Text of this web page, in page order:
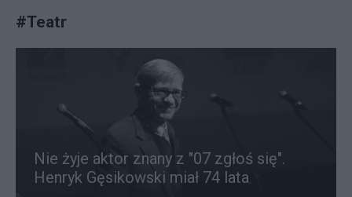
#Teatr
Nie żyje aktor znany z "07 zgłoś się".
Henryk Gęsikowski miał 74 lata